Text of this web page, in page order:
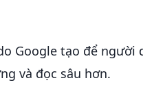
Google tạo để người
và đọc sâu hơn.